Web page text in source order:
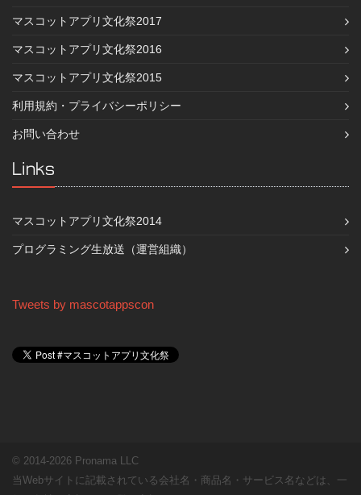
マスコットアプリ文化祭2017
マスコットアプリ文化祭2016
マスコットアプリ文化祭2015
利用規約・プライバシーポリシー
お問い合わせ
Links
マスコットアプリ文化祭2014
プログラミング生放送（運営組織）
Tweets by mascotappscon
© 2014-2026 Pronama LLC
当Webサイトに記載されている会社名・商品名・サービス名などは、一